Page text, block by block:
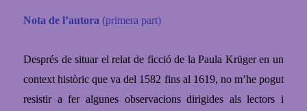
Nota de l’autora (primera part)
Després de situar el relat de ficció de la Paula Krüger en un
context històric que va del 1582 fins al 1619, no m’he pogut
resistir a fer algunes observacions dirigides als lectors i